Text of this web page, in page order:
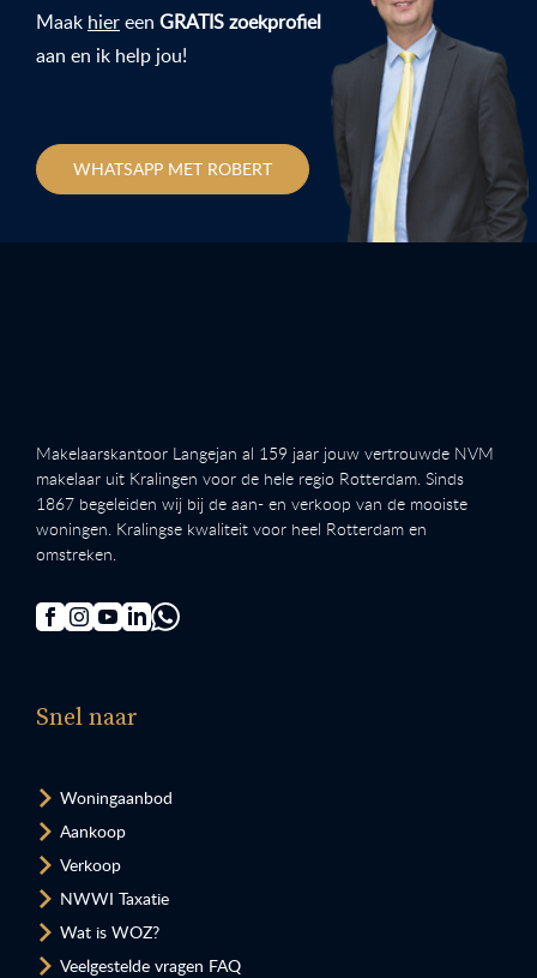
Maak hiereen GRATIS zoekprofiel
aan en ik help jou!
WHATSAPP MET ROBERT
Makelaarskantoor Langejan al 159 jaar jouw vertrouwde NVM
makelaar uit Kralingen voor de hele regio Rotterdam. Sinds
1867 begeleiden wij bij de aan- en verkoop van de mooiste
woningen. Kralingse kwaliteit voor heel Rotterdam en
omstreken.
Snel naar
Woningaanbod
Aankoop
Verkoop
NWWI Taxatie
Wat is WOZ?
Veelgestelde vragen FAQ